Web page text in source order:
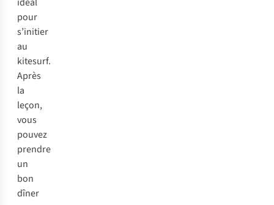
pour
s’initier
au
kitesurf.
Après
la
leçon,
vous
pouvez
prendre
un
bon
dîner